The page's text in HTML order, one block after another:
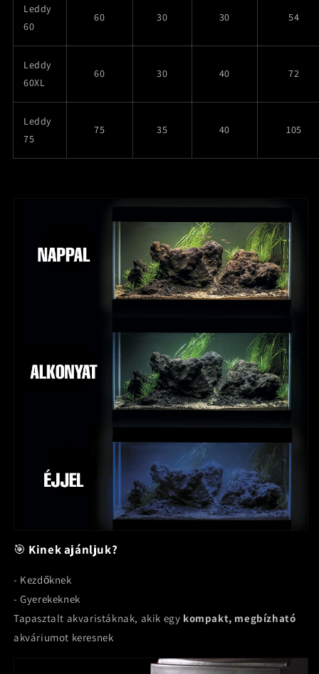
Leddy
60
60 30 30 54
Leddy
60XL
60 30 40 72
Leddy
75
75 35 40 105
🎯 Kinek ajánljuk?
- Kezdőknek
- Gyerekeknek
Tapasztalt akvaristáknak, akik egy kompakt, megbízható
akváriumot keresnek